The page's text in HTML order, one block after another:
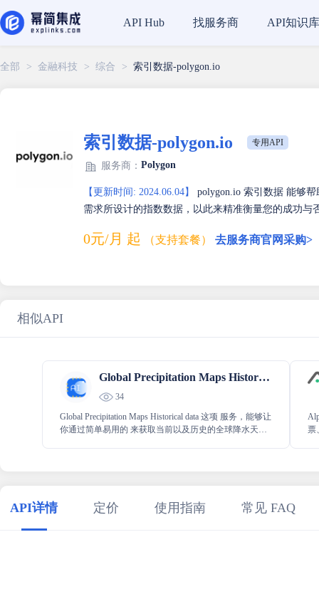
API Hub 找服务商 API知识库
全部 > 金融科技 > 综合 > 索引数据-polygon.io
索引数据-polygon.io 专用API
服务商： Polygon
【更新时间: 2024.06.04】
polygon.io 索引数据 能够
需求所设计的指数数据，以此来精准衡量您的成功
0元/月 起 （支持套餐） 去服务商官网采购>
相似API
Global Precipitation Maps Historical data
34
Global Precipitation Maps Historical data 这项 服务，能够让
你通过简单易用的 来获取当前以及历史的全球降水天气
票
API详情 定价 使用指南 常见 FAQ